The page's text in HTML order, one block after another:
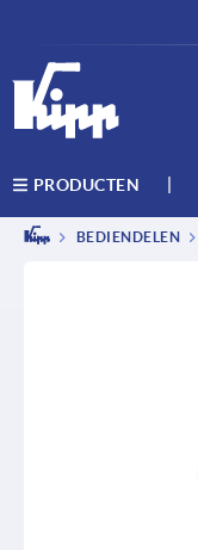
PRODUCTEN
BEDIENDELEN